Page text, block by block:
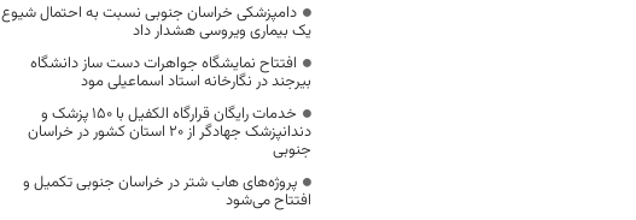
دامپزشکی خراسان جنوبی نسبت به احتمال شیوع
یک بیماری ویروسی هشدار داد
افتتاح نمایشگاه جواهرات دست ساز دانشگاه
بیرجند در نگارخانه استاد اسماعیلی مود
خدمات رایگان قرارگاه الکفیل با ۱۵۰ پزشک و
دندانپزشک جهادگر از ۲۰ استان کشور در خراسان
جنوبی
پروژه‌های هاب شتر در خراسان جنوبی تکمیل و
افتتاح می‌شود